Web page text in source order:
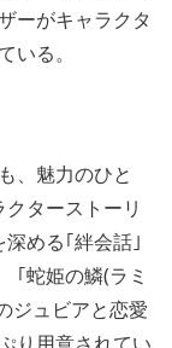
ーがキャラクタ
いる。
、魅力のひと
ターストーリ
める｢絆会話｣
｢蛇姫の鱗(ラミ
ジュビアと恋愛